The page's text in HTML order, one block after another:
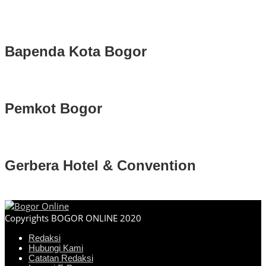
Bapenda Kota Bogor
Pemkot Bogor
Gerbera Hotel & Convention
Copyrights BOGOR ONLINE 2020
Redaksi
Hubungi Kami
Catatan Redaksi